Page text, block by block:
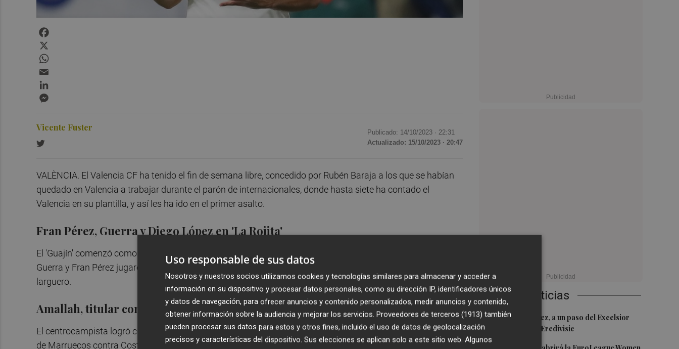
Últimas Noticias
1Mario Domínguez, a un paso del Excelsior
Róterdam de la Eredivisie
Vicente Fuster Publicado: 14/10/2023 · 22:31
Actualizado: 15/10/2023 · 20:47
VALÈNCIA. El Valencia CF ha tenido el fin de semana libre, concedido por Rubén Baraja a los que se habían
quedado en Valencia a trabajar durante el parón de internacionales, donde hasta siete ha contado el
Valencia en su plantilla, y así les ha ido en el primer asalto.
Fran Pérez, Guerra y Diego López en 'La Rojita'
El 'Guajín' comenzó como titular en el empate sin goles contra Uzbekistán y fue sustituido al descanso. Javi
Guerra y Fran Pérez jugaron la segunda parte y el extremo tuvo una gran ocasión en la que se topó con el
larguero.
Amallah, titular con Marruecos
El centrocampista logró coger minutos con su selección y fue sustituido en el minuto 77 durante el empate
de Marruecos contra Costa de Marfil. Amallah tendrá una nueva oportunidad con Marruecos este martes
Uso responsable de sus datos
Nosotros y nuestros socios utilizamos cookies y tecnologías similares para almacenar y acceder a
información en su dispositivo y procesar datos personales, como su dirección IP, identificadores únicos
y datos de navegación, para ofrecer anuncios y contenido personalizados, medir anuncios y contenido,
obtener información sobre la audiencia y mejorar los servicios. Proveedores de terceros (1913) también
pueden procesar sus datos para estos y otros fines, incluido el uso de datos de geolocalización
precisos y características del dispositivo. Sus elecciones se aplican solo a este sitio web. Algunos